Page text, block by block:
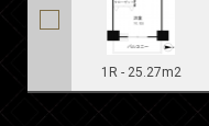
1R - 25.27m2